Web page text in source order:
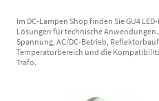
Im DC-Lampen Shop finden Sie GU4
Lösungen für technische
Spannung, AC/DC-Betrieb,
Temperaturbereich und die
Trafo.